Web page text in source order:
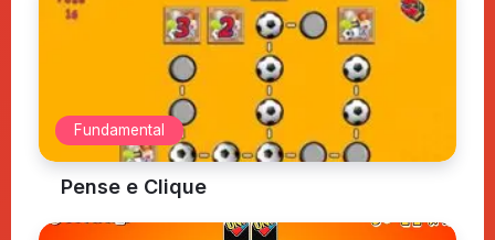
Fundamental
Pense e Clique